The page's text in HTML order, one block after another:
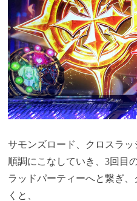
サモンズロード、クロスラ
順調にこなしていき、3回目
ラッドパーティーへと繋ぎ
くと、